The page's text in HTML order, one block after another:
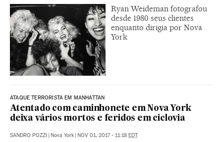
Ryan Weideman fotografou
desde 1980 seus clientes
enquanto dirigia por Nova
York
ATAQUE TERRORISTA EM MANHATTAN
Atentado com caminhonete em Nova York
deixa vários mortos e feridos em ciclovia
SANDRO POZZI | Nova York | NOV 01, 2017 - 11:18 EDT